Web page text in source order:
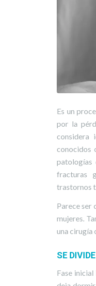
Es un
por la
considera
conocidos
patologías
fracturas
trastornos
Parece ser
mujeres.
una cirugía
SE
Fase